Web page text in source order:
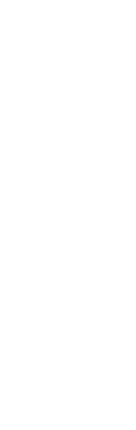
Diensten.